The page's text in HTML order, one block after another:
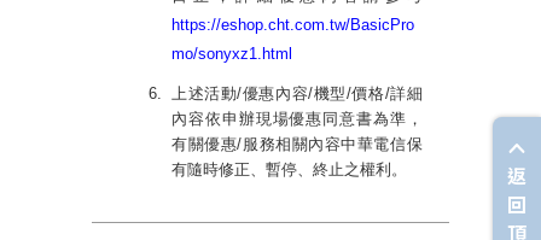
https://eshop.cht.com.tw/BasicPro
mo/sonyxz1.html
6. 上述活動/優惠內容/機型/價格/詳細
內容依申辦現場優惠同意書為準，
有關優惠/服務相關內容中華電信保
有隨時修正、暫停、終止之權利。
返
回
頂